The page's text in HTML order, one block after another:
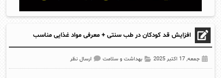
افزایش قد کودکان در طب سنتی + معرفی مواد غذایی مناسب
جمعه, 17 اکتبر 2025 بهداشت و سلامت ارسال نظر